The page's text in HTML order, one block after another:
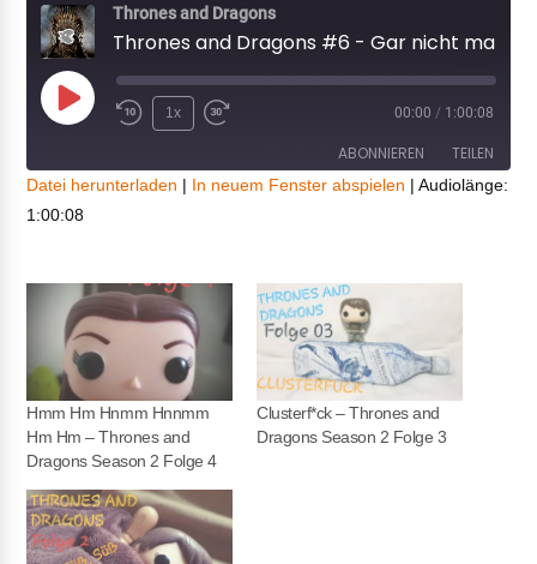
Thrones and Dragons
Play
1x 00:00 / 1:00:08
ABONNIEREN TEILEN
TEILEN
EMBED
Datei herunterladen | In neuem Fenster abspielen |Audiolänge:
1:00:08
Hmm Hm Hnmm Hnnmm
Hm Hm – Thrones and
Dragons Season 2 Folge 4
Clusterf*ck – Thrones and
Dragons Season 2 Folge 3